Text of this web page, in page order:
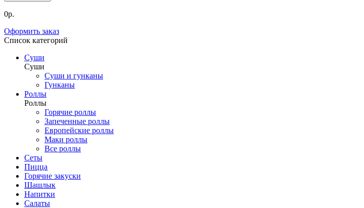
0р.
Оформить заказ
Список категорий
Суши
Суши
Суши и гунканы
Гунканы
Роллы
Роллы
Горячие роллы
Запеченные роллы
Европейские роллы
Маки роллы
Все роллы
Сеты
Пицца
Горячие закуски
Шашлык
Напитки
Салаты